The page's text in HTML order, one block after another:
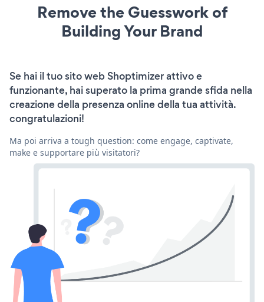
Remove the Guesswork of
Building Your Brand
Se hai il tuo sito web Shoptimizer attivo e
funzionante, hai superato la prima grande sfida nella
creazione della presenza online della tua attività.
congratulazioni!
Ma poi arriva a tough question: come engage, captivate,
make e supportare più visitatori?